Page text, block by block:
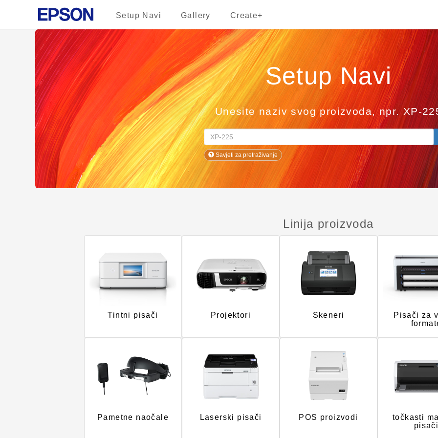
Setup Navi Gallery Create+
Setup Navi
Unesite naziv svog proizvoda, npr. XP-
Savjeti za pretraživanje
Linija proizvoda
Tintni pisači Projektori Skeneri
Pisači za
Pametne naočale Laserski pisači POS proizvodi
točkasti